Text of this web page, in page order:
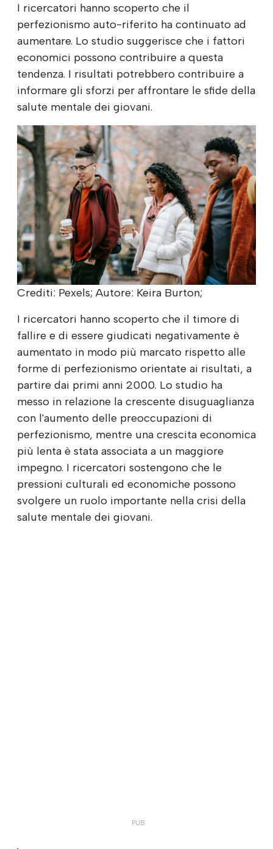
I ricercatori hanno scoperto che il
perfezionismo auto-riferito ha continuato ad
aumentare. Lo studio suggerisce che i fattori
economici possono contribuire a questa
tendenza. I risultati potrebbero contribuire a
informare gli sforzi per affrontare le sfide della
salute mentale dei giovani.
Crediti: Pexels; Autore: Keira Burton;
I ricercatori hanno scoperto che il timore di
fallire e di essere giudicati negativamente è
aumentato in modo più marcato rispetto alle
forme di perfezionismo orientate ai risultati, a
partire dai primi anni 2000. Lo studio ha
messo in relazione la crescente disuguaglianza
con l'aumento delle preoccupazioni di
perfezionismo, mentre una crescita economica
più lenta è stata associata a un maggiore
impegno. I ricercatori sostengono che le
pressioni culturali ed economiche possono
svolgere un ruolo importante nella crisi della
salute mentale dei giovani.